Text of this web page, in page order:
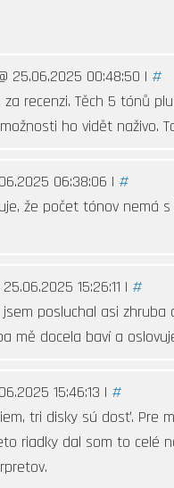
25.06.2025 00:48:50 | #
za recenzi. Těch 5 tónů
ho vidět naživo.
06:38:06 | #
že počet tónov nemá
15:26:11 | #
posluchal asi
mě docela baví a
15:46:13 | #
tri disky sú dosť. Pre
riadky dal som to celé